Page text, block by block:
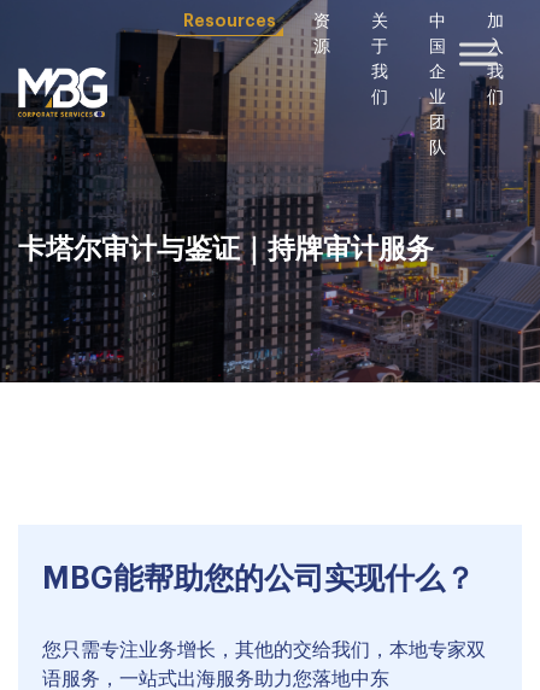
Resources
资
源
关
于
我
们
中
国
企
业
团
队
加
入
我
们
卡塔尔审计与鉴证｜持牌审计服务
MBG能帮助您的公司实现什么？
您只需专注业务增长，其他的交给我们，本地专家双
语服务，一站式出海服务助力您落地中东